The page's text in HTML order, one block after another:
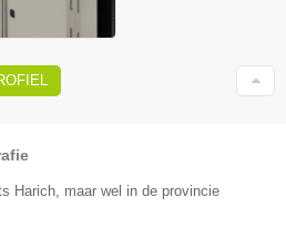
Harich, maar wel in de provincie